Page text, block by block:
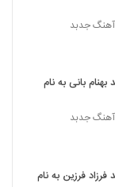
آهنگ جدبد
بانی به نام
آهنگ جدبد
فرزین به نام